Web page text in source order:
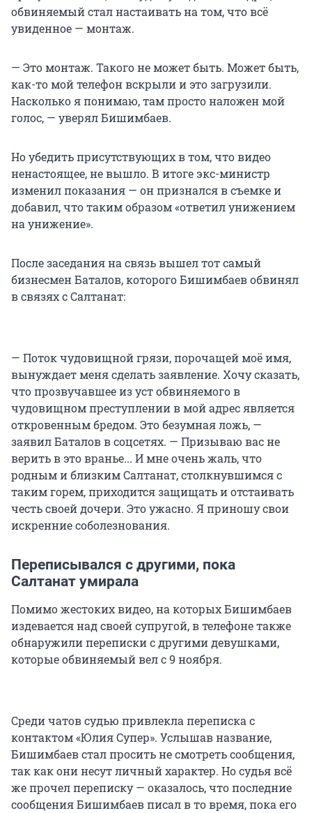
обвиняемый стал настаивать на том, что всё
увиденное — монтаж.
— Это монтаж. Такого не может быть. Может быть,
как-то мой телефон вскрыли и это загрузили.
Насколько я понимаю, там просто наложен мой
голос, — уверял Бишимбаев.
Но убедить присутствующих в том, что видео
ненастоящее, не вышло. В итоге экс-министр
изменил показания — он признался в съемке и
добавил, что таким образом «ответил унижением
на унижение».
После заседания на связь вышел тот самый
бизнесмен Баталов, которого Бишимбаев обвинял
в связях с Салтанат:
— Поток чудовищной грязи, порочащей моё имя,
вынуждает меня сделать заявление. Хочу сказать,
что прозвучавшее из уст обвиняемого в
чудовищном преступлении в мой адрес является
откровенным бредом. Это безумная ложь, —
заявил Баталов в соцсетях. — Призываю вас не
верить в это вранье... И мне очень жаль, что
родным и близким Салтанат, столкнувшимся с
таким горем, приходится защищать и отстаивать
честь своей дочери. Это ужасно. Я приношу свои
искренние соболезнования.
Переписывался с другими, пока
Салтанат умирала
Помимо жестоких видео, на которых Бишимбаев
издевается над своей супругой, в телефоне также
обнаружили переписки с другими девушками,
которые обвиняемый вел с 9 ноября.
Среди чатов судью привлекла переписка с
контактом «Юлия Супер». Услышав название,
Бишимбаев стал просить не смотреть сообщения,
так как они несут личный характер. Но судья всё
же прочел переписку — оказалось, что последние
сообщения Бишимбаев писал в то время, пока его